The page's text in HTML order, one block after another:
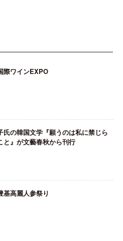
際ワインEXPO
氏の韓国文学『願うのは私に禁じら
と』が文藝春秋から刊行
基高麗人参祭り